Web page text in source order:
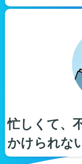
忙しくて、
かけられな